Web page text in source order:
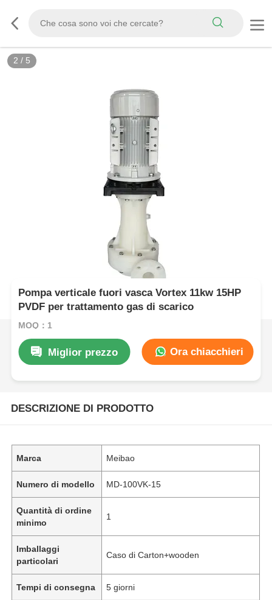
3 / 5
Pompa verticale fuori vasca Vortex 11kw 15HP
PVDF per trattamento gas di scarico
MOQ：1
Miglior prezzo Ora chiacchieri
DESCRIZIONE DI PRODOTTO
Marca Meibao
Numero di modello MD-100VK-15
Quantità di ordine
minimo
1
Imballaggi
particolari
Caso di Carton+wooden
Tempi di consegna 5 giorni